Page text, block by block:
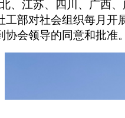
、江苏、四川、广西
工部对社会组织每月开
会领导的同意和批准。